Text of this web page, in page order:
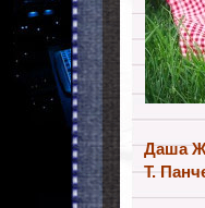
Даша
Т.